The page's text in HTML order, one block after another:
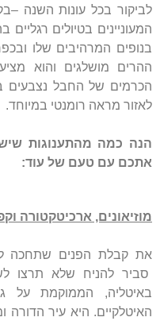
לביקור בכל עונות השנה
המעוניינים בטיולים
בנופים המרהיבים שלו
ההרים מושלגים והוא
הכרמים של החבל נצבעים
לאזור מראה רומנטי במיוחד.
הנה כמה מהתענוגות
אתכם עם טעם של עוד:
מוזיאונים, ארכיטקטורה
סביר להניח שלא תרצו
באיטליה, הממוקמת על
האיטלקיים. היא עיר הדורה